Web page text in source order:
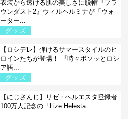
衣装から透ける肌の美しさに脱帽『ブラ
ウンダスト2』ウィルヘルミナが「ウォ
ーター...
グッズ
【ロシデレ】弾けるサマースタイルのヒ
ロインたちが登場！ 『時々ボソッとロシ
ア語...
グッズ
【にじさんじ】リゼ・ヘルエスタ登録者
100万人記念の「Lize Helesta...